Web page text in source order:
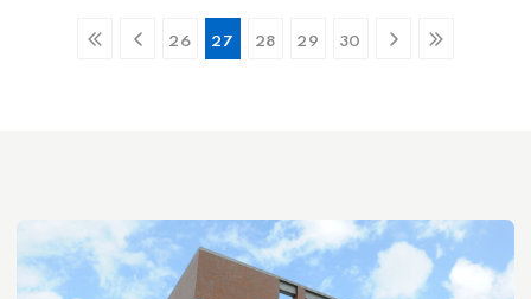
26 27 28 29 30